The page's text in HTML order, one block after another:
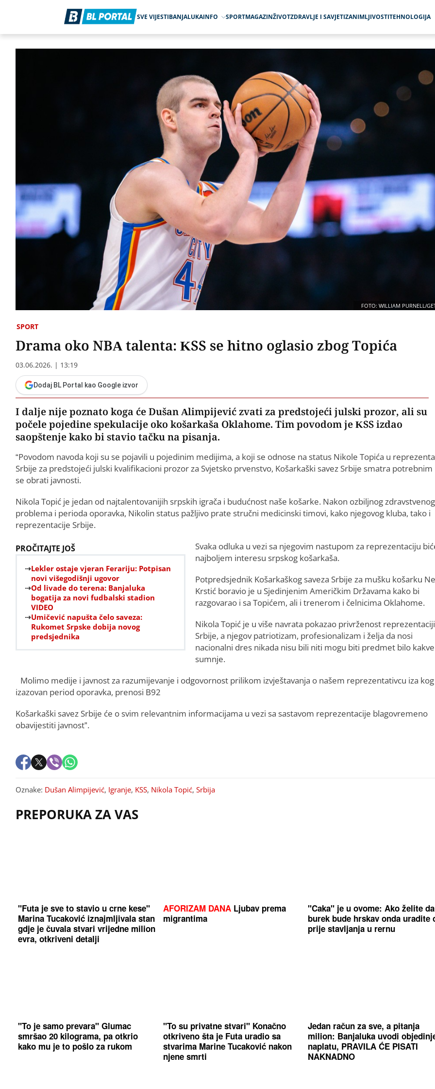
SVE VIJESTIBANJALUKAINFO SPORTMAGAZINŽIVOTZDRAVLJE I SAVJETIZANIMLJIVOSTITEHNOLOGIJA
FOTO: WILLIAM PURNELL/
SPORT
Drama oko NBA talenta: KSS se hitno oglasio zbog Topića
03.06.2026. | 13:19
Dodaj BL Portal kao Google izvor
I dalje nije poznato koga će Dušan Alimpijević zvati za predstojeći julski prozor, ali su
počele pojedine spekulacije oko košarkaša Oklahome. Tim povodom je KSS izdao
saopštenje kako bi stavio tačku na pisanja.
“Povodom navoda koji su se pojavili u pojedinim medijima, a koji se odnose na status Nikole Topića u
Srbije za predstojeći julski kvalifikacioni prozor za Svjetsko prvenstvo, Košarkaški savez Srbije smatra potrebnim
se obrati javnosti.
Nikola Topić je jedan od najtalentovanijih srpskih igrača i budućnost naše košarke. Nakon ozbiljnog zdravstvenog
problema i perioda oporavka, Nikolin status pažljivo prate stručni medicinski timovi, kako njegovog kluba, tako i
reprezentacije Srbije.
PROČITAJTE JOŠ
Lekler ostaje vjeran Ferariju: Potpisan
novi višegodišnji ugovor
Od livade do terena: Banjaluka
bogatija za novi fudbalski stadion
VIDEO
Umičević napušta čelo saveza:
Rukomet Srpske dobija novog
predsjednika
Svaka odluka u vezi sa njegovim nastupom za reprezentaciju
najboljem interesu srpskog košarkaša.
Potpredsjednik Košarkaškog saveza Srbije za mušku košarku
Krstić boravio je u Sjedinjenim Američkim Državama kako bi
razgovarao i sa Topićem, ali i trenerom i čelnicima Oklahome.
Nikola Topić je u više navrata pokazao privrženost reprezentaciji
Srbije, a njegov patriotizam, profesionalizam i želja da nosi
nacionalni dres nikada nisu bili niti mogu biti predmet bilo kakve
sumnje.
Molimo medije i javnost za razumijevanje i odgovornost prilikom izvještavanja o našem reprezentativcu iza
izazovan period oporavka, prenosi B92
Košarkaški savez Srbije će o svim relevantnim informacijama u vezi sa sastavom reprezentacije blagovremeno
obavijestiti javnost”.
Oznake: Dušan Alimpijević, Igranje, KSS, Nikola Topić, Srbija
PREPORUKA ZA VAS
"Futa je sve to stavio u crne kese"
Marina Tucaković iznajmljivala stan
gdje je čuvala stvari vrijedne milion
evra, otkriveni detalji
AFORIZAM DANALjubav prema
migrantima
"Caka" je u ovome: Ako želite da
burek bude hrskav onda uradite
prije stavljanja u rernu
"To je samo prevara" Glumac
smršao 20 kilograma, pa otkrio
kako mu je to pošlo za rukom
"To su privatne stvari" Konačno
otkriveno šta je Futa uradio sa
stvarima Marine Tucaković nakon
njene smrti
Jedan račun za sve, a pitanja
milion: Banjaluka uvodi
naplatu, PRAVILA ĆE PISATI
NAKNADNO